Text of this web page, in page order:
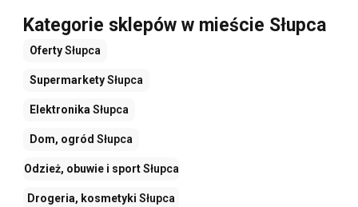
Kategorie sklepów w mieście Słupca
OfertySłupca
SupermarketySłupca
ElektronikaSłupca
Dom, ogród Słupca
Odzież, obuwie i sportSłupca
Drogeria, kosmetyki Słupca